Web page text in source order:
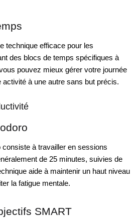
technique efficace pour les
des blocs de temps spécifiques à
pouvez mieux gérer votre journée
activité à une autre sans but précis.
consiste à travailler en sessions
de 25 minutes, suivies de
aide à maintenir un haut niveau
la fatigue mentale.
SMART